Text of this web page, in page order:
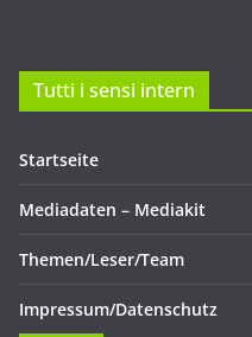
Tutti i sensi intern
Startseite
Mediadaten – Mediakit
Themen/Leser/Team
Impressum/Datenschutz